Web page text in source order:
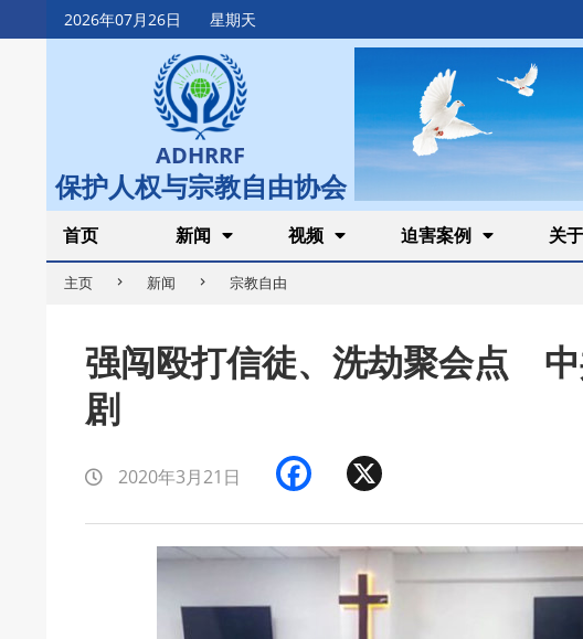
2026年07月26日 星期天
Skip
to
ADHRRF
保护人权与宗教自由协会
Secondary
Navigation
Menu
首页 新闻 视频 迫害案例 关
主页 新闻 宗教自由
强闯殴打信徒、洗劫聚会点
剧
2020年3月21日 Facebook